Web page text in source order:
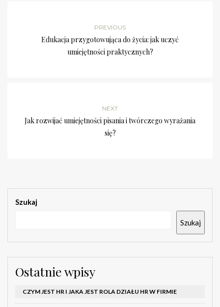
PREVIOUS
Edukacja przygotowująca do życia: jak uczyć
umiejętności praktycznych?
NEXT
Jak rozwijać umiejętności pisania i twórczego wyrażania
się?
Szukaj
Szukaj
Ostatnie wpisy
CZYM JEST HR I JAKA JEST ROLA DZIAŁU HR W FIRMIE